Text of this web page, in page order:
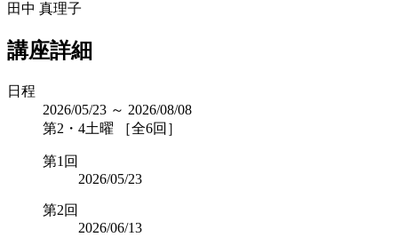
田中 真理子
講座詳細
日程
2026/05/23 ～ 2026/08/08
第2・4土曜 ［全6回］
第1回
2026/05/23
第2回
2026/06/13